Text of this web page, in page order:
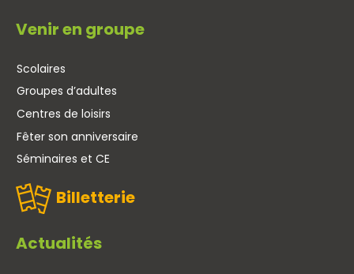
Venir en groupe
Scolaires
Groupes d’adultes
Centres de loisirs
Fêter son anniversaire
Séminaires et CE
Billetterie
Actualités